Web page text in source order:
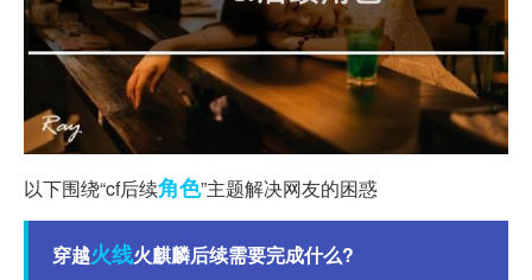
以下围绕“cf后续角色”主题解决网友的困惑
穿越火线火麒麟后续需要完成什么?